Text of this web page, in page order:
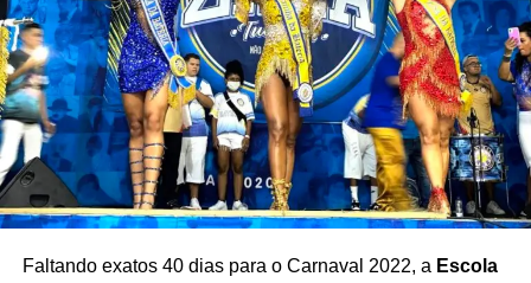
Faltando exatos 40 dias para o Carnaval 2022, a Escola